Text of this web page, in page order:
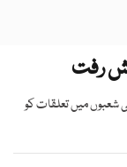
رفت
شعبوں میں تعلقات کو